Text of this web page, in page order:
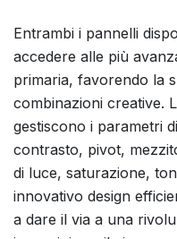
Entrambi i pannelli
accedere alle più
primaria, favorendo la
combinazioni creative.
gestiscono i parametri
contrasto, pivot,
di luce, saturazione,
innovativo design
a dare il via a una